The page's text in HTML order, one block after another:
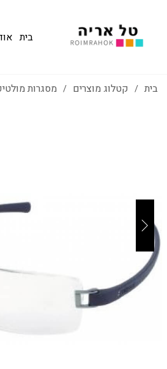
בית
בית / קטלוג מוצרים / מסגרות